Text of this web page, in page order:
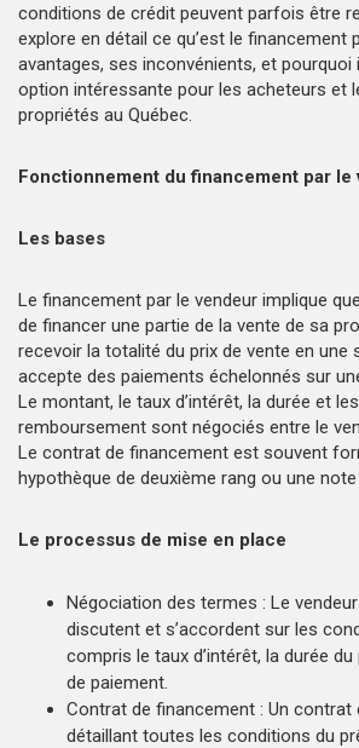
conditions de crédit peuvent parfois être
explore en détail ce qu’est le financement
avantages, ses inconvénients, et pourquoi
option intéressante pour les acheteurs et
propriétés au Québec.
Fonctionnement du financement par le
Les bases
Le financement par le vendeur implique
de financer une partie de la vente de sa
recevoir la totalité du prix de vente en une
accepte des paiements échelonnés sur
Le montant, le taux d’intérêt, la durée et
remboursement sont négociés entre le
Le contrat de financement est souvent
hypothèque de deuxième rang ou une note
Le processus de mise en place
Négociation des termes : Le
discutent et s’accordent sur les
compris le taux d’intérêt, la durée
de paiement.
Contrat de financement : Un contrat
détaillant toutes les conditions du